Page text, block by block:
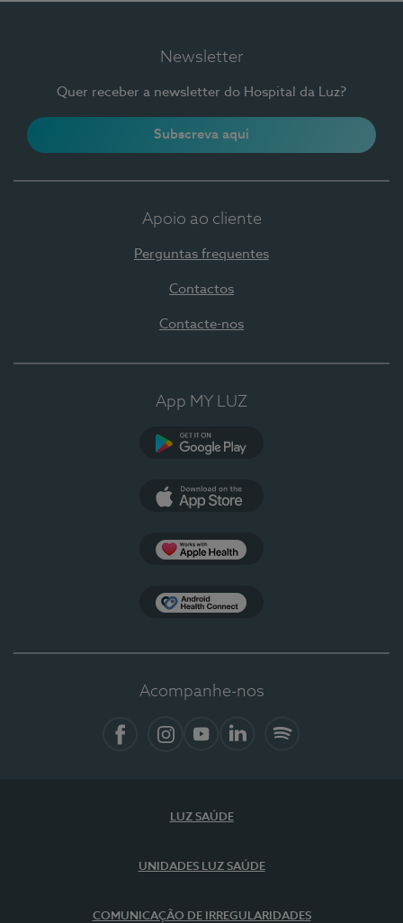
Newsletter
Quer receber a newsletter do Hospital da Luz?
Subscreva aqui
Apoio ao cliente
Perguntas frequentes
Contactos
Contacte-nos
App MY LUZ
Acompanhe-nos
LUZ SAÚDE
UNIDADES LUZ SAÚDE
COMUNICAÇÃO DE IRREGULARIDADES